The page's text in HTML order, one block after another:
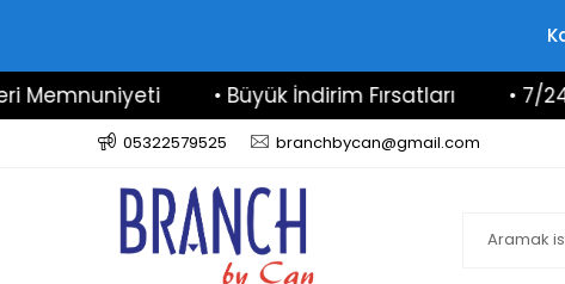
• Büyük İndirim Fırsatları • 7/24
05322579525 branchbycan@gmail.com